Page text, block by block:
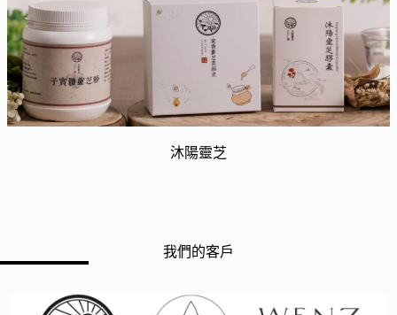
沐陽靈芝
我們的客戶